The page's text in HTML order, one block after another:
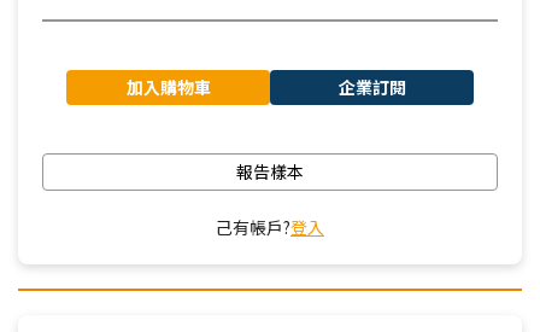
加入購物車 企業訂閱
報告樣本
己有帳戶?登入